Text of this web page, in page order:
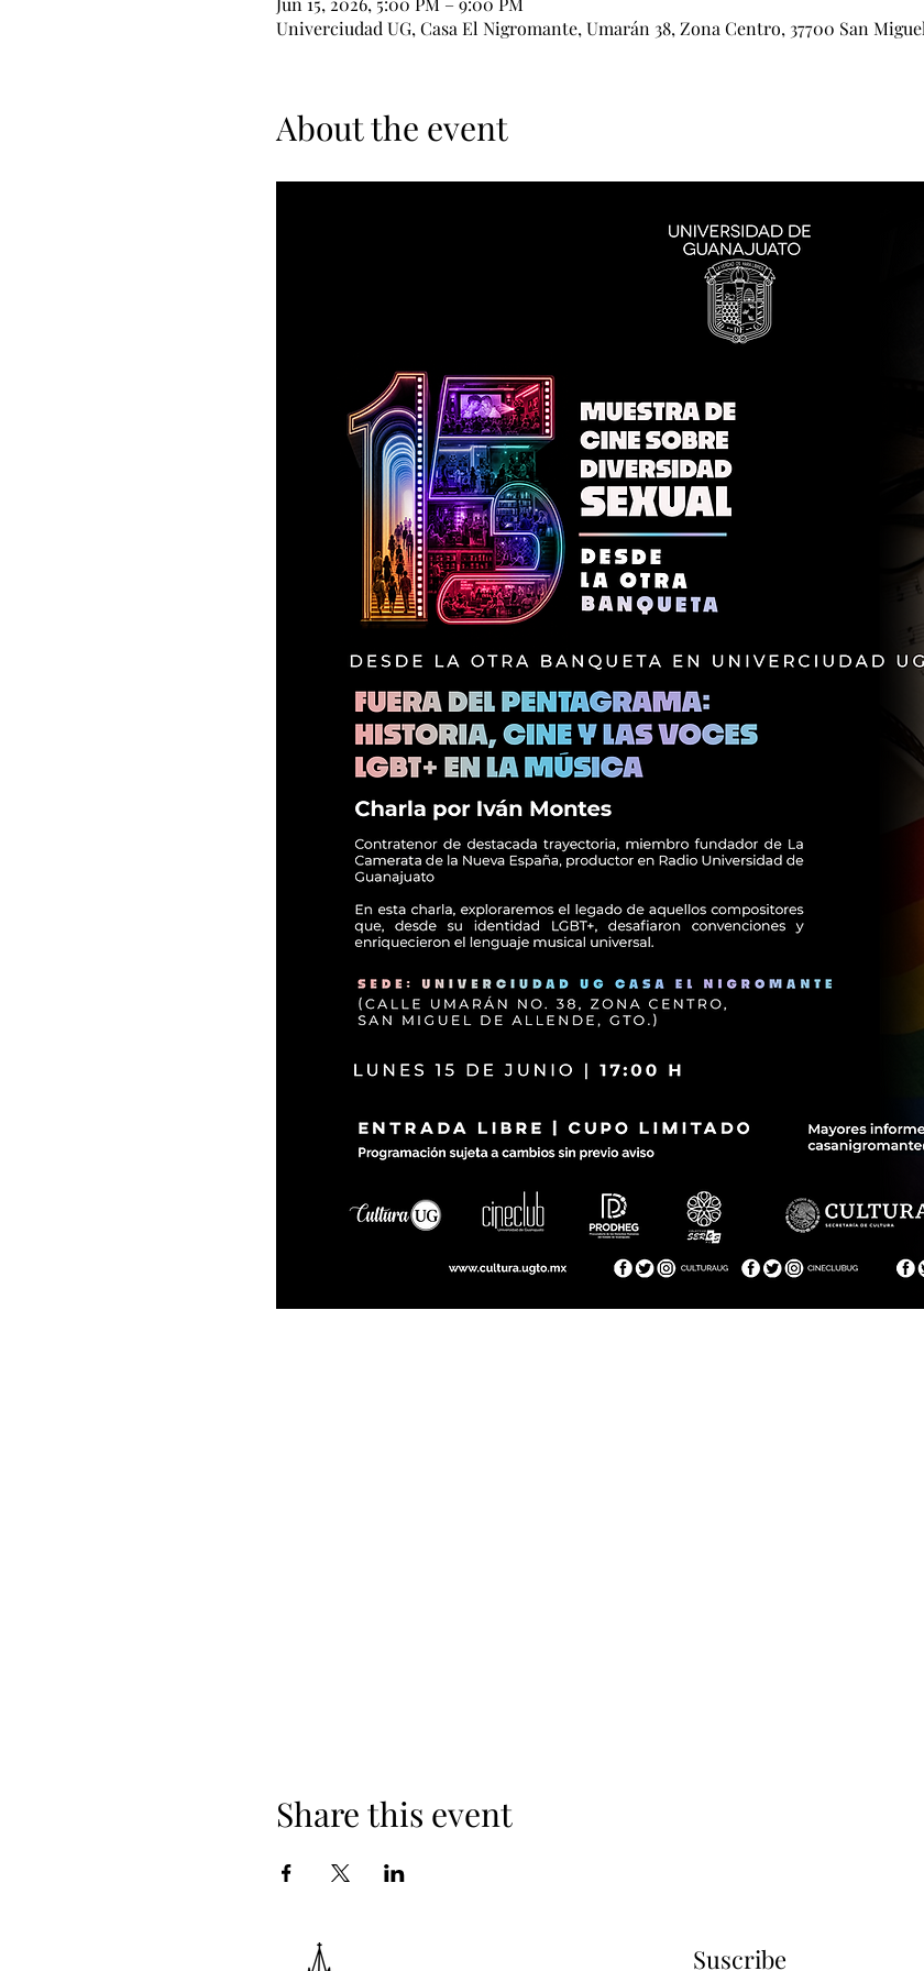
Univerciudad UG, Casa El Nigromante, Umarán 38, Zona Centro, 37700 San
About the event
Share this event
Suscribe